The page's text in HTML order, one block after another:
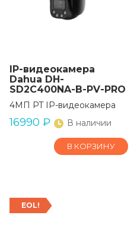
IP-видеокамера
Dahua DH-
SD2C400NA-B-PV-PRO
4МП PT IP-видеокамера
16990 ₽ В наличии
В КОРЗИНУ
EOL!